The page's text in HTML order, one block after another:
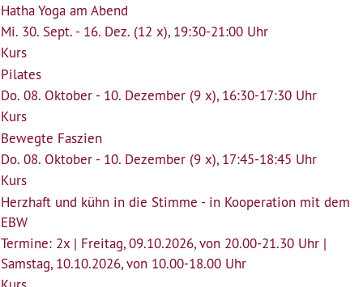
Hatha Yoga am Abend
Mi. 30. Sept. - 16. Dez. (12 x), 19:30-21:00 Uhr
Kurs
Pilates
Do. 08. Oktober - 10. Dezember (9 x), 16:30-17:30 Uhr
Kurs
Bewegte Faszien
Do. 08. Oktober - 10. Dezember (9 x), 17:45-18:45 Uhr
Kurs
Herzhaft und kühn in die Stimme - in Kooperation mit dem
EBW
Termine: 2x | Freitag, 09.10.2026, von 20.00-21.30 Uhr |
Samstag, 10.10.2026, von 10.00-18.00 Uhr